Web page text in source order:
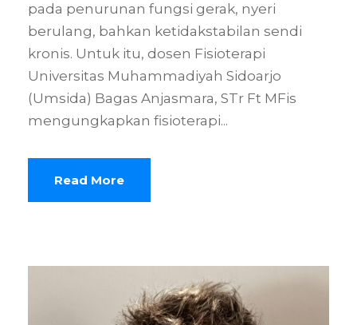
pada penurunan fungsi gerak, nyeri
berulang, bahkan ketidakstabilan sendi
kronis. Untuk itu, dosen Fisioterapi
Universitas Muhammadiyah Sidoarjo
(Umsida) Bagas Anjasmara, STr Ft MFis
mengungkapkan fisioterapi...
Read More